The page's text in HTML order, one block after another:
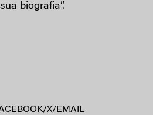
biografia”.
/X/ EMAIL